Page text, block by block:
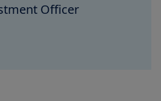
Officer